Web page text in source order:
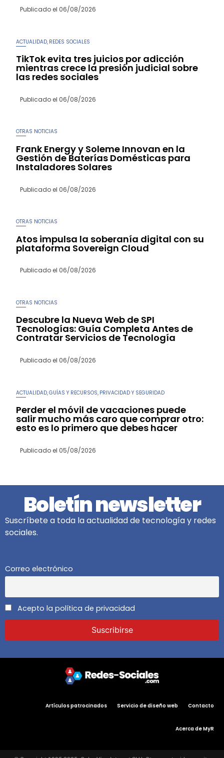
Publicado el 06/08/2026
ACTUALIDAD REDES SOCIALES
TikTok evita tres juicios por adicción
mientras crece la presión judicial sobre
las redes sociales
Publicado el 06/08/2026
OTRAS NOTICIAS
Frank Energy y Soleme Innovan en la
Gestión de Baterías Domésticas para
Instaladores Solares
Publicado el 06/08/2026
OTRAS NOTICIAS
Atos impulsa la soberanía digital con su
plataforma Sovereign Cloud
Publicado el 06/08/2026
OTRAS NOTICIAS
Descubre la Nueva Web de SPI
Tecnologías: Guía Completa Antes de
Contratar Servicios de Tecnología
Publicado el 06/08/2026
ACTUALIDAD ,GUÍAS Y RECURSOS PRIVACIDAD Y SEGURIDAD
Perder el móvil de vacaciones puede
salir mucho más caro que comprar otro:
esto es lo primero que debes hacer
Publicado el 05/08/2026
Boletín newsletter
Suscríbete a toda la actualidad de tecnología y redes
sociales.
Correo electrónico
Acepto la política de privacidad
Artículos patrocinados Servicio de diseño web Contacto
Acerca de MyR